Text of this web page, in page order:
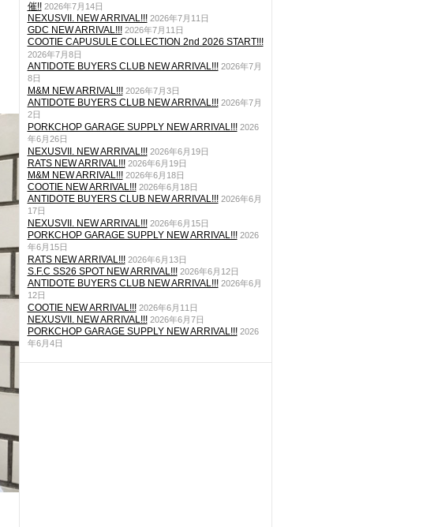
催!! 2026年7月14日
NEXUSVII. NEW ARRIVAL!!! 2026年7月11日
GDC NEW ARRIVAL!!! 2026年7月11日
COOTIE CAPUSULE COLLECTION 2nd 2026 START!!!
2026年7月8日
ANTIDOTE BUYERS CLUB NEW ARRIVAL!!! 2026年7月
8日
M&M NEW ARRIVAL!!! 2026年7月3日
ANTIDOTE BUYERS CLUB NEW ARRIVAL!!! 2026年7月
2日
PORKCHOP GARAGE SUPPLY NEW ARRIVAL!!! 2026
年6月26日
NEXUSVII. NEW ARRIVAL!!! 2026年6月19日
RATS NEW ARRIVAL!!! 2026年6月19日
M&M NEW ARRIVAL!!! 2026年6月18日
COOTIE NEW ARRIVAL!!! 2026年6月18日
ANTIDOTE BUYERS CLUB NEW ARRIVAL!!! 2026年6月
17日
NEXUSVII. NEW ARRIVAL!!! 2026年6月15日
PORKCHOP GARAGE SUPPLY NEW ARRIVAL!!! 2026
年6月15日
RATS NEW ARRIVAL!!! 2026年6月13日
S.F.C SS26 SPOT NEW ARRIVAL!!! 2026年6月12日
ANTIDOTE BUYERS CLUB NEW ARRIVAL!!! 2026年6月
12日
COOTIE NEW ARRIVAL!!! 2026年6月11日
NEXUSVII. NEW ARRIVAL!!! 2026年6月7日
PORKCHOP GARAGE SUPPLY NEW ARRIVAL!!! 2026
年6月4日